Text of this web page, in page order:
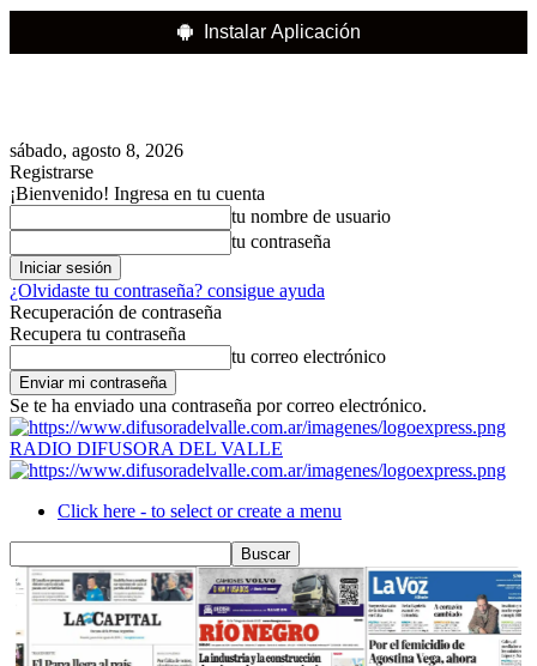
Instalar Aplicación
sábado, agosto 8, 2026
Registrarse
¡Bienvenido! Ingresa en tu cuenta
tu nombre de usuario
tu contraseña
¿Olvidaste tu contraseña? consigue ayuda
Recuperación de contraseña
Recupera tu contraseña
tu correo electrónico
Se te ha enviado una contraseña por correo electrónico.
RADIO DIFUSORA DEL VALLE
Click here - to select or create a menu